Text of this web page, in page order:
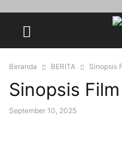
Beranda BERITA Sinopsis
Sinopsis
September 10, 2025